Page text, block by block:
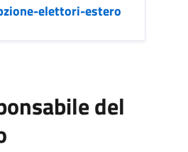
elettori-estero
del